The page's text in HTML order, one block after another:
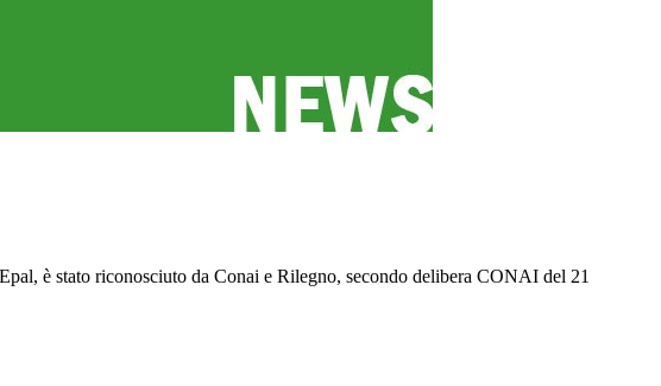
è stato riconosciuto da Conai e Rilegno, secondo delibera CONAI del 21